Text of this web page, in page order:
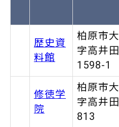
歴史資
料館
柏原市大
字高井田
1598-1
修徳学
院
柏原市大
字高井田
813